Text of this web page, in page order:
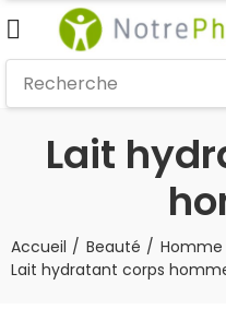
Lait
Accueil Beauté Homme
Lait hydratant corps